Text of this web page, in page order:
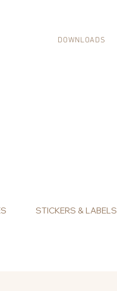
DOWNLOADS
STICKERS & LABELS